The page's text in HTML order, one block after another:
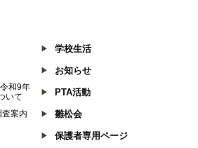
和9年
いて
案内
学校生活
お知らせ
PTA活動
雛松会
保護者専用ページ